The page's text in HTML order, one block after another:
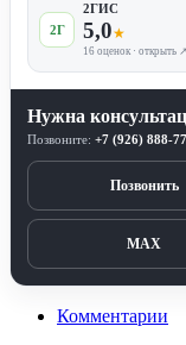
2Г
2ГИС
5,0★
16 оценок · открыть ↗
Нужна
Позвоните: +7 (926) 888-
Позвонить
MAX
Комментарии